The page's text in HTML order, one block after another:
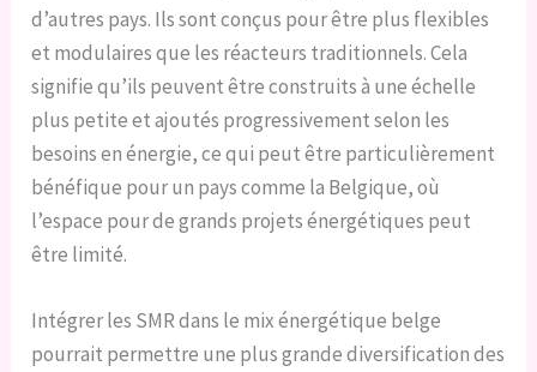
d’autres pays. Ils sont conçus pour être plus flexibles
et modulaires que les réacteurs traditionnels. Cela
signifie qu’ils peuvent être construits à une échelle
plus petite et ajoutés progressivement selon les
besoins en énergie, ce qui peut être particulièrement
bénéfique pour un pays comme la Belgique, où
l’espace pour de grands projets énergétiques peut
être limité.
Intégrer les SMR dans le mix énergétique belge
pourrait permettre une plus grande diversification des